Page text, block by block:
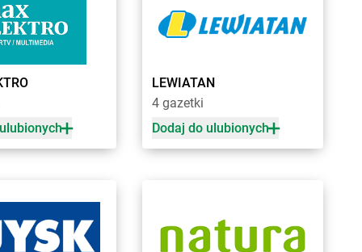
Górna
Wielkie
Budzów
Żabka
Budzyń
Żabka Bukowiec
Żabka Bukowina Tatrzańska
Żabka Bukowno
Żabka Byczyna
Bydgoszcz
LEWIATAN
4 gazetki
Dodaj do ulubionych